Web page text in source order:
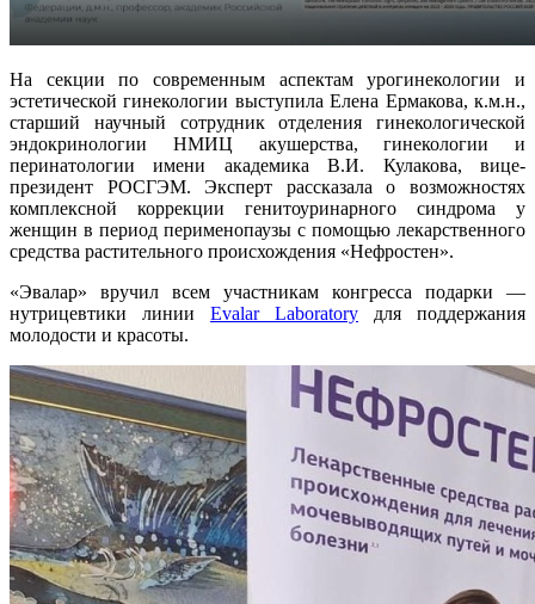
На секции по современным аспектам урогинекологии и
эстетической гинекологии выступила Елена Ермакова, к.м.н.,
старший научный сотрудник отделения гинекологической
эндокринологии НМИЦ акушерства, гинекологии и
перинатологии имени академика В.И. Кулакова, вице-
президент РОСГЭМ. Эксперт рассказала о возможностях
комплексной коррекции генитоуринарного синдрома у
женщин в период перименопаузы с помощью лекарственного
средства растительного происхождения «Нефростен».
«Эвалар» вручил всем участникам конгресса подарки —
нутрицевтики линии Evalar Laboratory для поддержания
молодости и красоты.